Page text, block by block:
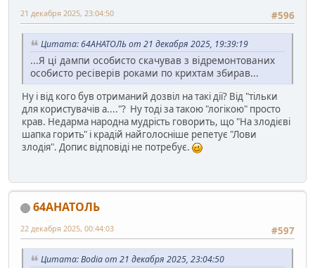
#596
21 декабря 2025, 23:04:50
Цитата: 64АНАТОЛЬ от 21 декабря 2025, 19:39:19
...Я ці дампи особисто скачував з відремонтованих
особисто ресіверів роками по крихтам збирав...
Ну і від кого був отриманий дозвіл на такі дії? Від "тільки
для користувачів а...."? Ну тоді за такою "логікою" просто
крав. Недарма народна мудрість говорить, що "На злодієві
шапка горить" і крадій найголосніше репетує "Лови
злодія". Допис відповіді не потребує.
64АНАТОЛЬ
#597
22 декабря 2025, 00:44:03
Цитата: Bodia от 21 декабря 2025, 23:04:50